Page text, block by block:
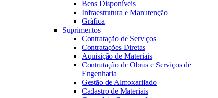
Bens Disponíveis
Infraestrutura e Manutenção
Gráfica
Suprimentos
Contratação de Serviços
Contratações Diretas
Aquisição de Materiais
Contratação de Obras e Serviços de
Engenharia
Gestão de Almoxarifado
Cadastro de Materiais